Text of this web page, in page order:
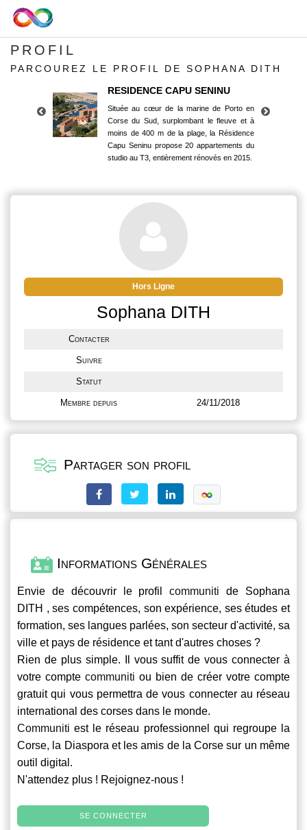
PROFIL
PARCOUREZ LE PROFIL DE SOPHANA DITH
RESIDENCE CAPU SENINU
Située au cœur de la marine de Porto en
Corse du Sud, surplombant le fleuve et à
moins de 400 m de la plage, la Résidence
Capu Seninu propose 20 appartements du
studio au T3, entièrement rénovés en 2015.
Corse du Sud, surplombant le fleuve et à
moins de 400 m de la plage, la Résidence
Capu Seninu propose 20 appartements du
studio au T3, entièrement rénovés en 2015.
Hors Ligne
Sophana DITH
Contacter
Suivre
Statut
Membre depuis 24/11/2018
Partager son profil
Informations Générales
Envie de découvrir le profilcommuniti de Sophana
DITH , ses compétences, son expérience, ses études et
formation, ses langues parlées, son secteur d'activité, sa
ville et pays de résidence et tant d'autres choses ?
Rien de plus simple. Il vous suffit de vous connecter à
votre compte communiti ou bien de créer votre compte
gratuit qui vous permettra de vous connecter au réseau
international des corses dans le monde.
Communiti est le réseau professionnel qui regroupe la
Corse, la Diaspora et les amis de la Corse sur un même
outil digital.
N'attendez plus ! Rejoignez-nous !
SE CONNECTER